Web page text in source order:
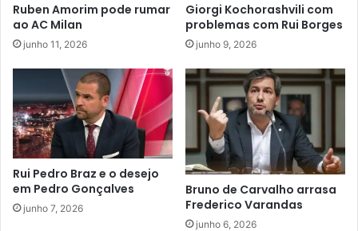
Ruben Amorim pode rumar
ao AC Milan
junho 11, 2026
Giorgi Kochorashvili com
problemas com Rui Borges
junho 9, 2026
Rui Pedro Braz e o desejo
em Pedro Gonçalves
junho 7, 2026
Bruno de Carvalho arrasa
Frederico Varandas
junho 6, 2026